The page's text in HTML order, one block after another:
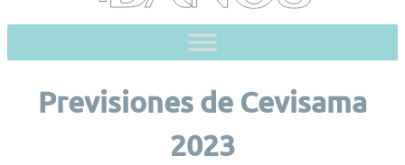
Previsiones de Cevisama
2023